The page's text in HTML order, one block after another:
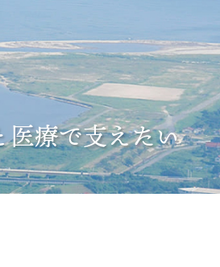
医療で支えたい